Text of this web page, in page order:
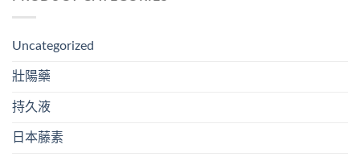
Uncategorized
壯陽藥
持久液
日本藤素